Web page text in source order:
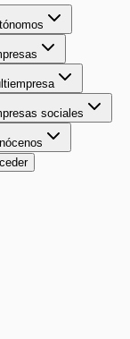
sociales